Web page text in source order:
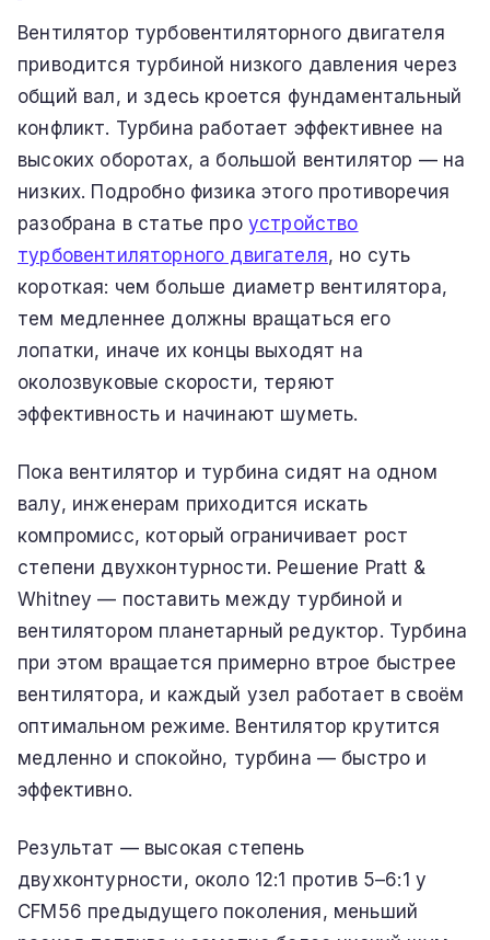
Вентилятор турбовентиляторного двигателя
приводится турбиной низкого давления через
общий вал, и здесь кроется фундаментальный
конфликт. Турбина работает эффективнее на
высоких оборотах, а большой вентилятор — на
низких. Подробно физика этого противоречия
разобрана в статье про устройство
турбовентиляторного двигателя, но суть
короткая: чем больше диаметр вентилятора,
тем медленнее должны вращаться его
лопатки, иначе их концы выходят на
околозвуковые скорости, теряют
эффективность и начинают шуметь.
Пока вентилятор и турбина сидят на одном
валу, инженерам приходится искать
компромисс, который ограничивает рост
степени двухконтурности. Решение Pratt &
Whitney — поставить между турбиной и
вентилятором планетарный редуктор. Турбина
при этом вращается примерно втрое быстрее
вентилятора, и каждый узел работает в своём
оптимальном режиме. Вентилятор крутится
медленно и спокойно, турбина — быстро и
эффективно.
Результат — высокая степень
двухконтурности, около 12:1 против 5–6:1 у
CFM56 предыдущего поколения, меньший